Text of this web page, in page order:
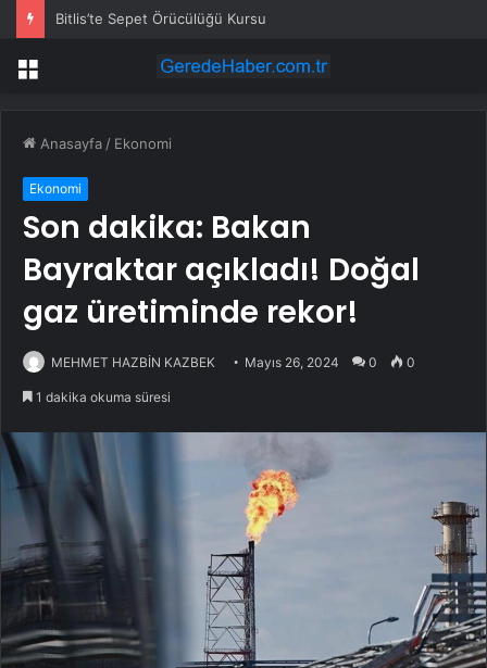
Bitlis’te Sepet Örücülüğü Kursu
Menü
Anasayfa / Ekonomi
Ekonomi
Son dakika: Bakan
Bayraktar açıkladı! Doğal
gaz üretiminde rekor!
MEHMET HAZBİN KAZBEK Mayıs 26, 2024 0 0
1 dakika okuma süresi